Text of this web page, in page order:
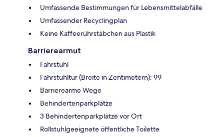
Umfassende Bestimmungen für Lebensmittelabfälle
Umfassender Recyclingplan
Keine Kaffeerührstäbchen aus Plastik
Barrierearmut
Fahrstuhl
Fahrstuhltür (Breite in Zentimetern): 99
Barrierearme Wege
Behindertenparkplätze
3 Behindertenparkplätze vor Ort
Rollstuhlgeeignete öffentliche Toilette